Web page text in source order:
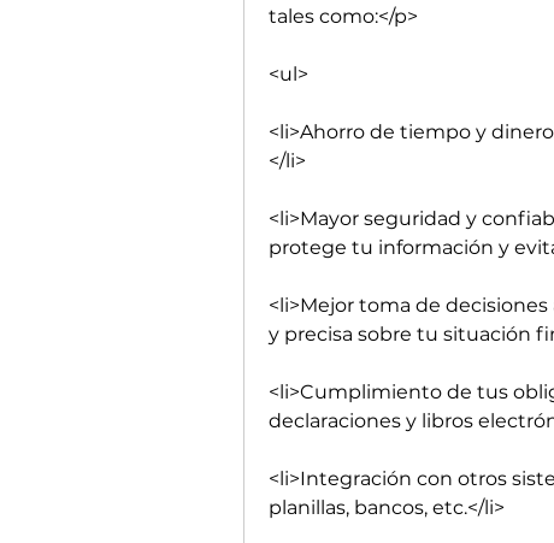
tales como:</p>
<ul>
<li>Ahorro de tiempo y
</li>
<li>Mayor seguridad y
protege tu información y
<li>Mejor toma de
y precisa sobre tu situación
<li>Cumplimiento de tus
declaraciones y libros
<li>Integración con otros
planillas, bancos, etc.</li>